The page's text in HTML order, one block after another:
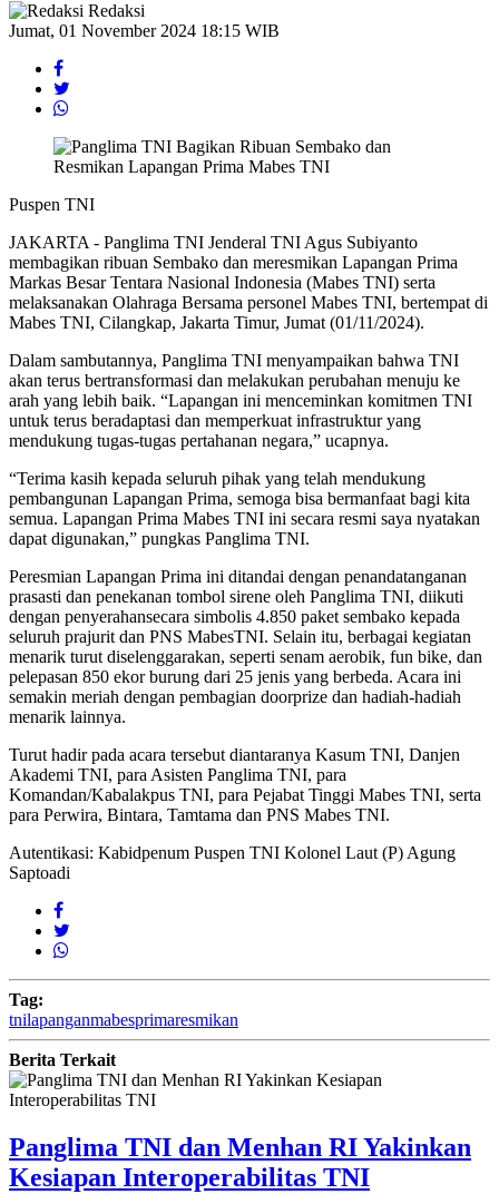
Redaksi
Jumat, 01 November 2024 18:15 WIB
Puspen TNI
JAKARTA - Panglima TNI Jenderal TNI Agus Subiyanto
membagikan ribuan Sembako dan meresmikan Lapangan Prima
Markas Besar Tentara Nasional Indonesia (Mabes TNI) serta
melaksanakan Olahraga Bersama personel Mabes TNI, bertempat di
Mabes TNI, Cilangkap, Jakarta Timur, Jumat (01/11/2024).
Dalam sambutannya, Panglima TNI menyampaikan bahwa TNI
akan terus bertransformasi dan melakukan perubahan menuju ke
arah yang lebih baik. “Lapangan ini menceminkan komitmen TNI
untuk terus beradaptasi dan memperkuat infrastruktur yang
mendukung tugas-tugas pertahanan negara,” ucapnya.
“Terima kasih kepada seluruh pihak yang telah mendukung
pembangunan Lapangan Prima, semoga bisa bermanfaat bagi kita
semua. Lapangan Prima Mabes TNI ini secara resmi saya nyatakan
dapat digunakan,” pungkas Panglima TNI.
Peresmian Lapangan Prima ini ditandai dengan penandatanganan
prasasti dan penekanan tombol sirene oleh Panglima TNI, diikuti
dengan penyerahansecara simbolis 4.850 paket sembako kepada
seluruh prajurit dan PNS MabesTNI. Selain itu, berbagai kegiatan
menarik turut diselenggarakan, seperti senam aerobik, fun bike, dan
pelepasan 850 ekor burung dari 25 jenis yang berbeda. Acara ini
semakin meriah dengan pembagian doorprize dan hadiah-hadiah
menarik lainnya.
Turut hadir pada acara tersebut diantaranya Kasum TNI, Danjen
Akademi TNI, para Asisten Panglima TNI, para
Komandan/Kabalakpus TNI, para Pejabat Tinggi Mabes TNI, serta
para Perwira, Bintara, Tamtama dan PNS Mabes TNI.
Autentikasi: Kabidpenum Puspen TNI Kolonel Laut (P) Agung
Saptoadi
Tag:
tnilapanganmabesprimaresmikan
Berita Terkait
Panglima TNI dan Menhan RI Yakinkan
Kesiapan Interoperabilitas TNI